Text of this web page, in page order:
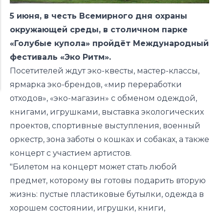
5 июня, в честь Всемирного дня охраны
окружающей среды, в столичном парке
«Голубые купола» пройдёт Международный
фестиваль «Эко Ритм».
Посетителей ждут эко-квесты, мастер-классы,
ярмарка эко-брендов, «мир переработки
отходов», «эко-магазин» с обменом одеждой,
книгами, игрушками, выставка экологических
проектов, спортивные выступления, военный
оркестр, зона заботы о кошках и собаках, а также
концерт с участием артистов.
"Билетом на концерт может стать любой
предмет, которому вы готовы подарить вторую
жизнь: пустые пластиковые бутылки, одежда в
хорошем состоянии, игрушки, книги,